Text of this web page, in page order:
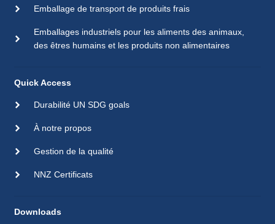
Emballage de transport de produits frais
Emballages industriels pour les aliments des animaux,
des êtres humains et les produits non alimentaires
Quick Access
Durabilité UN SDG goals
À notre propos
Gestion de la qualité
NNZ Certificats
Downloads